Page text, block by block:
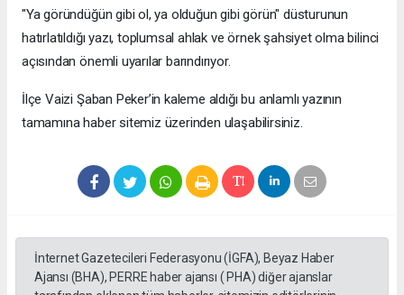
"Ya göründüğün gibi ol, ya olduğun gibi görün" düsturunun
hatırlatıldığı yazı, toplumsal ahlak ve örnek şahsiyet olma bilinci
açısından önemli uyarılar barındırıyor.
​İlçe Vaizi Şaban Peker’in kaleme aldığı bu anlamlı yazının
tamamına haber sitemiz üzerinden ulaşabilirsiniz.
İnternet Gazetecileri Federasyonu (İGFA), Beyaz Haber
Ajansı (BHA), PERRE haber ajansı ( PHA) diğer ajanslar